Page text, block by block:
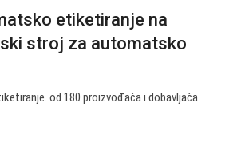
etiketiranje na
stroj za automatsko
od 180 proizvođača i dobavljača.